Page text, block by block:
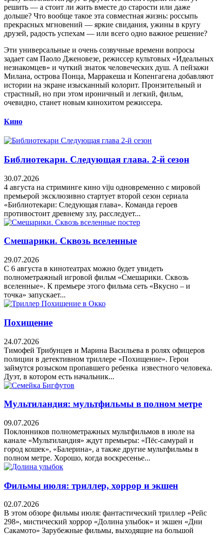
решить — а стоит ли жить вместе до старости или даже
дольше? Что вообще такое эта совместная жизнь: россыпь
прекрасных мгновений — яркие свидания, ужины в кругу
друзей, радость успехам — или всего одно важное решение?
Эти универсальные и очень созвучные времени вопросы
задает сам Паоло Дженовезе, режиссер культовых «Идеальных
незнакомцев» и чуткий знаток человеческих душ. А пейзажи
Милана, острова Понца, Марракеша и Копенгагена добавляют
истории на экране изысканный колорит. Пронзительный и
страстный, но при этом ироничный и легкий, фильм,
очевидно, станет новым кинохитом режиссера.
Кино
Библиотекари. Следующая глава. 2-й сезон
30.07.2026
4 августа на стриминге кино viju одновременно с мировой
премьерой эксклюзивно стартует второй сезон сериала
«Библиотекари: Следующая глава». Команда героев
противостоит древнему злу, расследует...
Смешарики. Сквозь вселенные
29.07.2026
С 6 августа в кинотеатрах можно будет увидеть
полнометражный игровой фильм «Смешарики. Сквозь
вселенные». К премьере этого фильма сеть «Вкусно – и
точка» запускает...
Похищение
24.07.2026
Тимофей Трибунцев и Марина Васильева в ролях офицеров
полиции в детективном триллере «Похищение». Герои
займутся розыском пропавшего ребенка известного человека.
Дуэт, в котором есть начальник...
Мультиландия: мультфильмы в полном метре
09.07.2026
Поклонников полнометражных мультфильмов в июле на
канале «Мультиландия» ждут премьеры: «Пёс-самурай и
город кошек», «Балерина», а также другие мультфильмы в
полном метре. Хорошо, когда воскресенье...
Фильмы июля: триллер, хоррор и экшен
02.07.2026
В этом обзоре фильмы июля: фантастический триллер «Рейс
298», мистический хоррор «Долина улыбок» и экшен «Дни
Сакамото» Зарубежные фильмы, выходящие на большой